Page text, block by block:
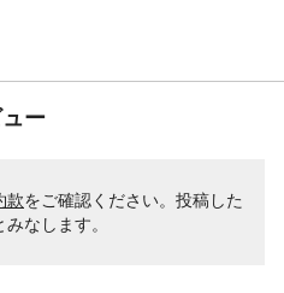
ー
款をご確認ください。投稿した
なします。